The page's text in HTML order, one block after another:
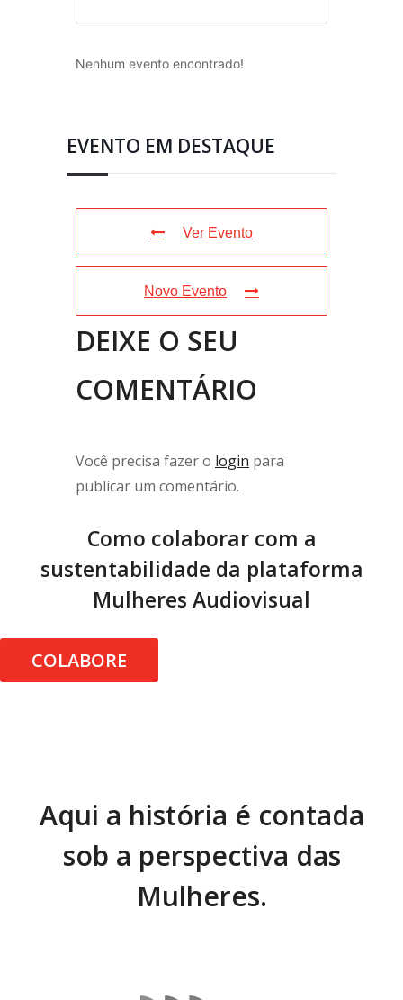
Nenhum evento encontrado!
EVENTO EM DESTAQUE
Ver Evento
Novo Evento
DEIXE O SEU
COMENTÁRIO
Você precisa fazer o login para
publicar um comentário.
Como colaborar com a
sustentabilidade da plataforma
Mulheres Audiovisual
COLABORE
Aqui a história é contada
sob a perspectiva das
Mulheres.